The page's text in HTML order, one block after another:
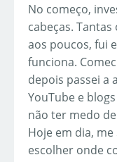
No começo,
cabeças.
aos poucos, fui
funciona.
depois passei a
YouTube e
não ter medo
Hoje em dia,
escolher onde